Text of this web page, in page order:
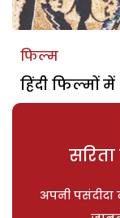
फिल्म
हिंदी फिल्मों
अपनी पसंदीदा